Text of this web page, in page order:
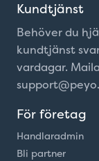
Kundtjänst
Behöver du
kundtjänst
vardagar.
För företag
Handlaradmin
Bli partner